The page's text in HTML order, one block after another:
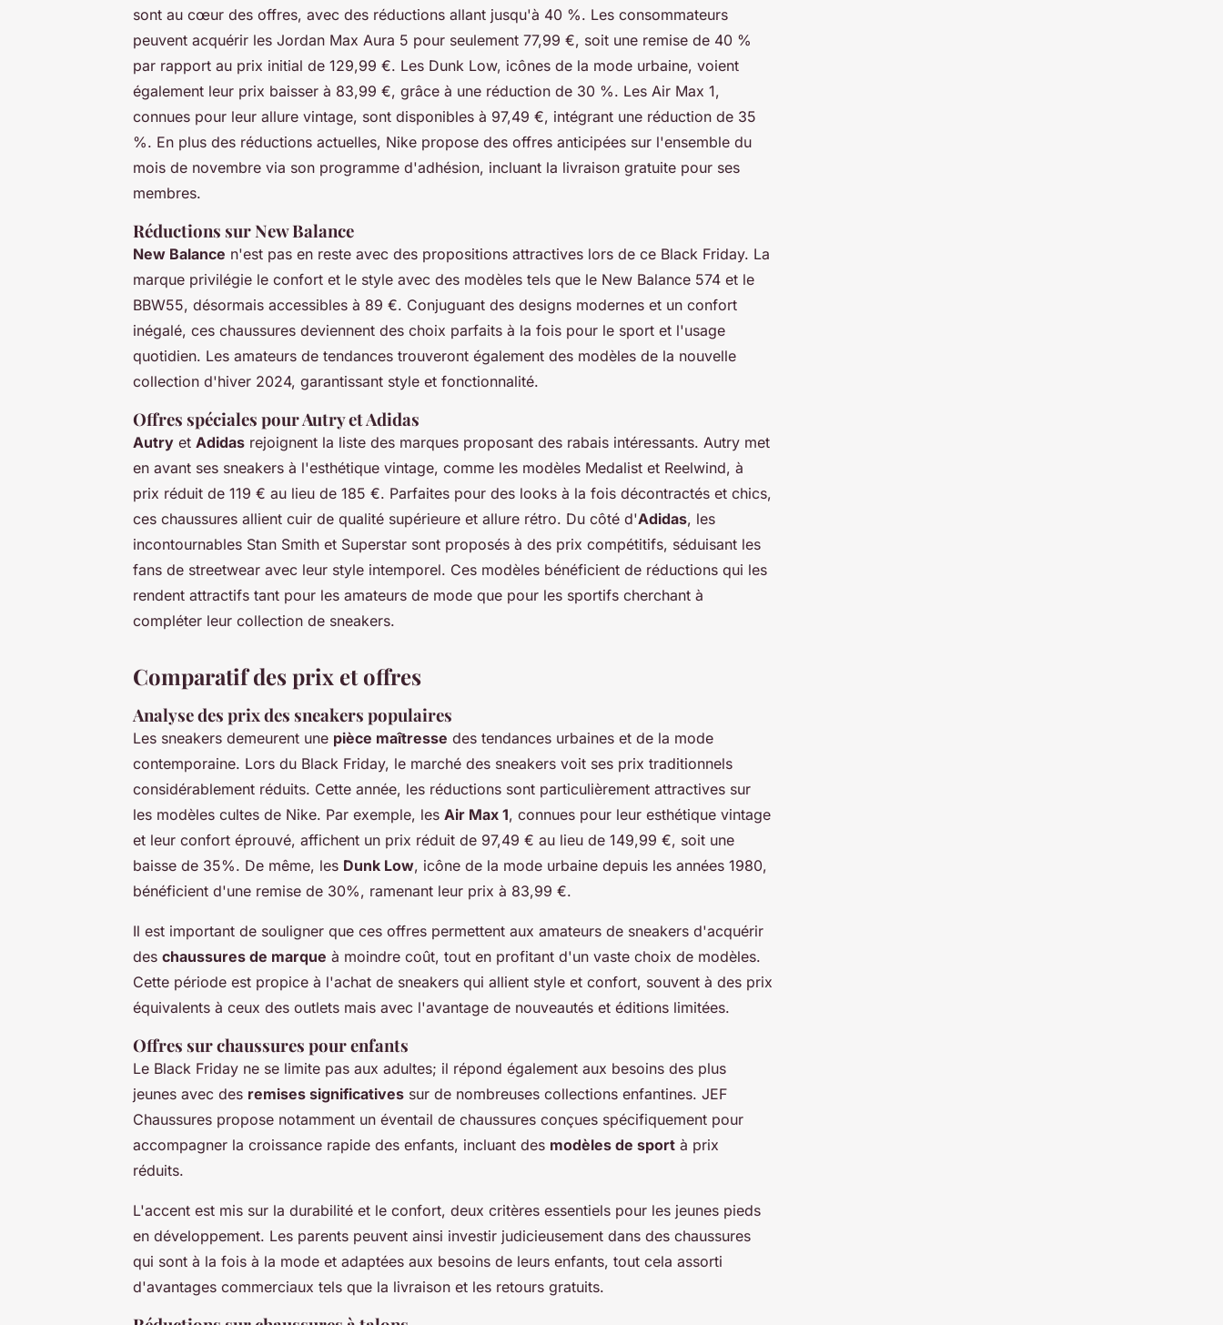
sont au cœur des offres, avec des réductions allant jusqu'à 40 %. Les consommateurs
peuvent acquérir les Jordan Max Aura 5 pour seulement 77,99 €, soit une remise de 40 %
par rapport au prix initial de 129,99 €. Les Dunk Low, icônes de la mode urbaine, voient
également leur prix baisser à 83,99 €, grâce à une réduction de 30 %. Les Air Max 1,
connues pour leur allure vintage, sont disponibles à 97,49 €, intégrant une réduction de 35
%. En plus des réductions actuelles, Nike propose des offres anticipées sur l'ensemble du
mois de novembre via son programme d'adhésion, incluant la livraison gratuite pour ses
membres.
Réductions sur New Balance
New Balance n'est pas en reste avec des propositions attractives lors de ce Black Friday. La
marque privilégie le confort et le style avec des modèles tels que le New Balance 574 et le
BBW55, désormais accessibles à 89 €. Conjuguant des designs modernes et un confort
inégalé, ces chaussures deviennent des choix parfaits à la fois pour le sport et l'usage
quotidien. Les amateurs de tendances trouveront également des modèles de la nouvelle
collection d'hiver 2024, garantissant style et fonctionnalité.
Offres spéciales pour Autry et Adidas
Autry et Adidas rejoignent la liste des marques proposant des rabais intéressants. Autry met
en avant ses sneakers à l'esthétique vintage, comme les modèles Medalist et Reelwind, à
prix réduit de 119 € au lieu de 185 €. Parfaites pour des looks à la fois décontractés et chics,
ces chaussures allient cuir de qualité supérieure et allure rétro. Du côté d'Adidas, les
incontournables Stan Smith et Superstar sont proposés à des prix compétitifs, séduisant les
fans de streetwear avec leur style intemporel. Ces modèles bénéficient de réductions qui les
rendent attractifs tant pour les amateurs de mode que pour les sportifs cherchant à
compléter leur collection de sneakers.
Comparatif des prix et offres
Analyse des prix des sneakers populaires
Les sneakers demeurent une pièce maîtresse des tendances urbaines et de la mode
contemporaine. Lors du Black Friday, le marché des sneakers voit ses prix traditionnels
considérablement réduits. Cette année, les réductions sont particulièrement attractives sur
les modèles cultes de Nike. Par exemple, les Air Max 1, connues pour leur esthétique vintage
et leur confort éprouvé, affichent un prix réduit de 97,49 € au lieu de 149,99 €, soit une
baisse de 35%. De même, les Dunk Low, icône de la mode urbaine depuis les années 1980,
bénéficient d'une remise de 30%, ramenant leur prix à 83,99 €.
Il est important de souligner que ces offres permettent aux amateurs de sneakers d'acquérir
des chaussures de marque à moindre coût, tout en profitant d'un vaste choix de modèles.
Cette période est propice à l'achat de sneakers qui allient style et confort, souvent à des prix
équivalents à ceux des outlets mais avec l'avantage de nouveautés et éditions limitées.
Offres sur chaussures pour enfants
Le Black Friday ne se limite pas aux adultes; il répond également aux besoins des plus
jeunes avec des remises significatives sur de nombreuses collections enfantines. JEF
Chaussures propose notamment un éventail de chaussures conçues spécifiquement pour
accompagner la croissance rapide des enfants, incluant des modèles de sport à prix
réduits.
L'accent est mis sur la durabilité et le confort, deux critères essentiels pour les jeunes pieds
en développement. Les parents peuvent ainsi investir judicieusement dans des chaussures
qui sont à la fois à la mode et adaptées aux besoins de leurs enfants, tout cela assorti
d'avantages commerciaux tels que la livraison et les retours gratuits.